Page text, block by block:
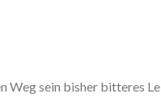
Weg sein bisher bitteres